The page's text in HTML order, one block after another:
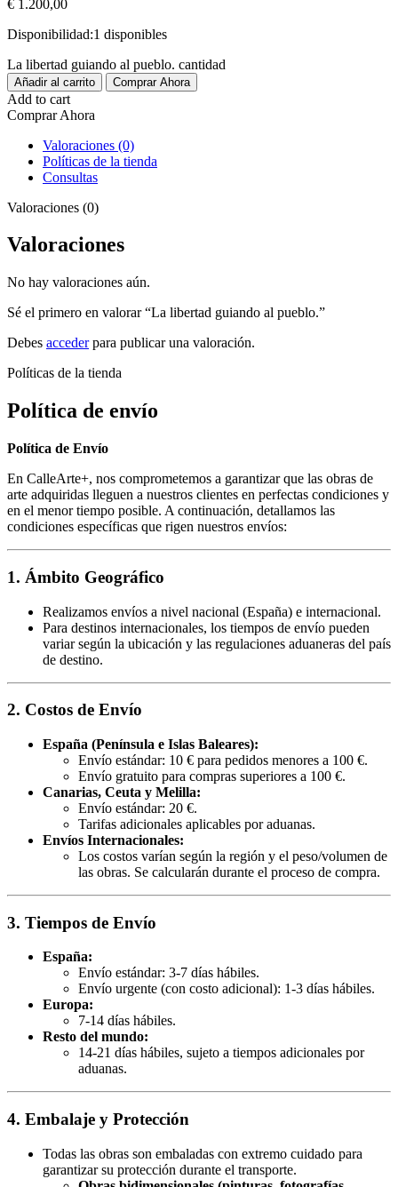
€ 1.200,00
Disponibilidad:1 disponibles
La libertad guiando al pueblo. cantidad
Añadir al carrito Comprar Ahora
Add to cart
Comprar Ahora
Valoraciones (0)
Políticas de la tienda
Consultas
Valoraciones (0)
Valoraciones
No hay valoraciones aún.
Sé el primero en valorar “La libertad guiando al pueblo.”
Debes accederpara publicar una valoración.
Políticas de la tienda
Política de envío
Política de Envío
En CalleArte+, nos comprometemos a garantizar que las obras de
arte adquiridas lleguen a nuestros clientes en perfectas condiciones y
en el menor tiempo posible. A continuación, detallamos las
condiciones específicas que rigen nuestros envíos:
1. Ámbito Geográfico
Realizamos envíos a nivel nacional (España) e internacional.
Para destinos internacionales, los tiempos de envío pueden
variar según la ubicación y las regulaciones aduaneras del país
de destino.
2. Costos de Envío
España (Península e Islas Baleares):
Envío estándar: 10 € para pedidos menores a 100 €.
Envío gratuito para compras superiores a 100 €.
Canarias, Ceuta y Melilla:
Envío estándar: 20 €.
Tarifas adicionales aplicables por aduanas.
Envíos Internacionales:
Los costos varían según la región y el peso/volumen de
las obras. Se calcularán durante el proceso de compra.
3. Tiempos de Envío
España:
Envío estándar: 3-7 días hábiles.
Envío urgente (con costo adicional): 1-3 días hábiles.
Europa:
7-14 días hábiles.
Resto del mundo:
14-21 días hábiles, sujeto a tiempos adicionales por
aduanas.
4. Embalaje y Protección
Todas las obras son embaladas con extremo cuidado para
garantizar su protección durante el transporte.